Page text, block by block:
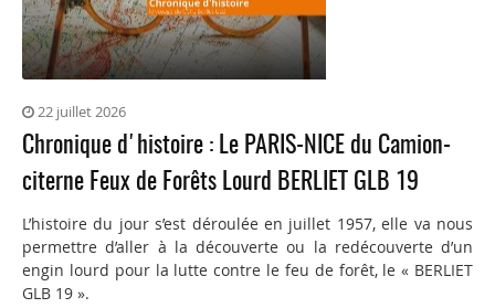
22 juillet 2026
Chronique d'histoire : Le PARIS-NICE du Camion-
citerne Feux de Forêts Lourd BERLIET GLB 19
L’histoire du jour s’est déroulée en juillet 1957, elle va nous
permettre d’aller à la découverte ou la redécouverte d’un
engin lourd pour la lutte contre le feu de forêt, le « BERLIET
GLB 19 ».